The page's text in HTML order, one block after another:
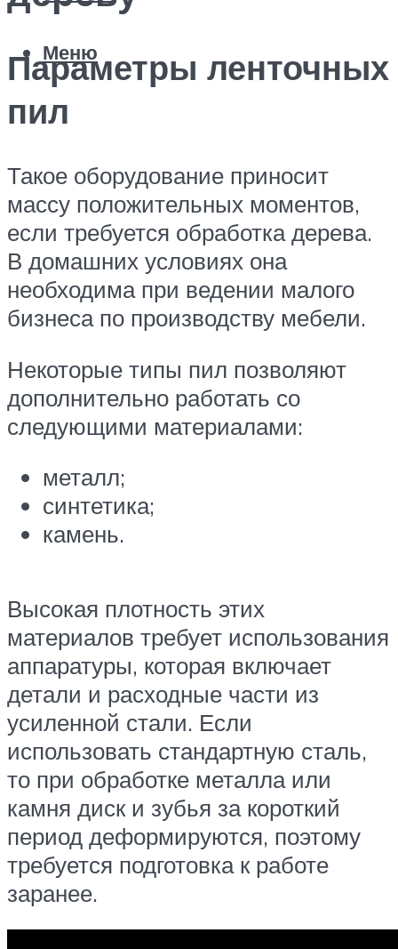
Меню
Параметры ленточных
пил
Такое оборудование приносит
массу положительных моментов,
если требуется обработка дерева.
В домашних условиях она
необходима при ведении малого
бизнеса по производству мебели.
Некоторые типы пил позволяют
дополнительно работать со
следующими материалами:
металл;
синтетика;
камень.
Высокая плотность этих
материалов требует использования
аппаратуры, которая включает
детали и расходные части из
усиленной стали. Если
использовать стандартную сталь,
то при обработке металла или
камня диск и зубья за короткий
период деформируются, поэтому
требуется подготовка к работе
заранее.